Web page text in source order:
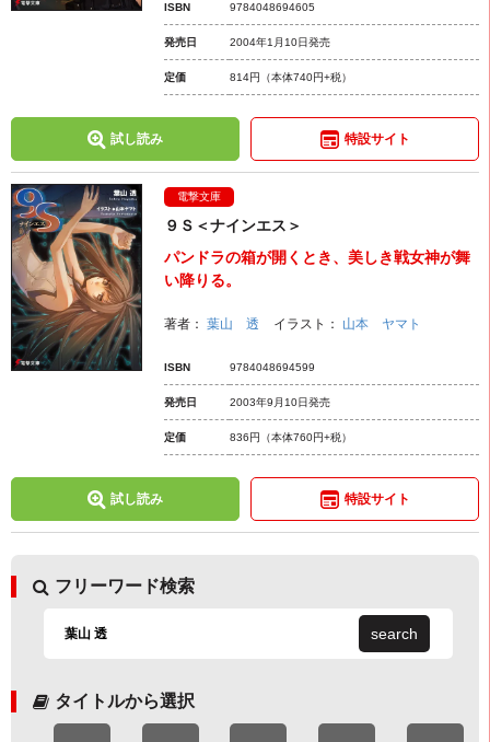
ISBN 9784048694605
発売日 2004年1月10日発売
定価 814円 （本体740円+税）
試し読み 特設サイト
電撃文庫
９Ｓ＜ナインエス＞
パンドラの箱が開くとき、美しき戦女神が舞
い降りる。
著者： 葉山 透 イラスト： 山本 ヤマト
ISBN 9784048694599
発売日 2003年9月10日発売
定価 836円 （本体760円+税）
試し読み 特設サイト
フリーワード検索
search
タイトルから選択